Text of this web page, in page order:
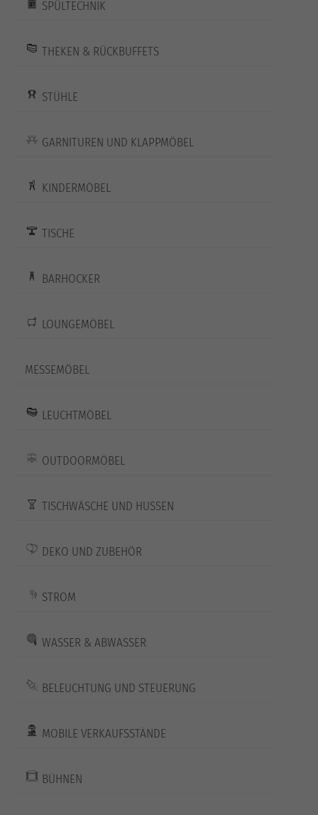
SPÜLTECHNIK
THEKEN & RÜCKBUFFETS
STÜHLE
GARNITUREN UND KLAPPMÖBEL
KINDERMÖBEL
TISCHE
BARHOCKER
LOUNGEMÖBEL
MESSEMÖBEL
LEUCHTMÖBEL
OUTDOORMÖBEL
TISCHWÄSCHE UND HUSSEN
DEKO UND ZUBEHÖR
STROM
WASSER & ABWASSER
BELEUCHTUNG UND STEUERUNG
MOBILE VERKAUFSSTÄNDE
BÜHNEN